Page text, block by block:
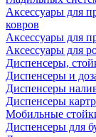
Аксессуары для
ковров
Аксессуары для
Аксессуары для
Диспенсеры,
Диспенсеры и
Диспенсеры
Диспенсеры
Мобильные
Диспенсеры для